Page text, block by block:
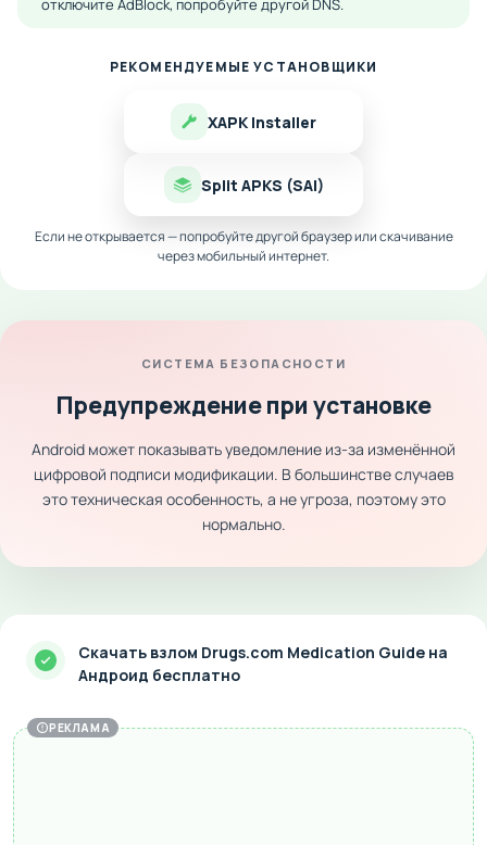
отключите AdBlock, попробуйте другой DNS.
РЕКОМЕНДУЕМЫЕ УСТАНОВЩИКИ
XAPK Installer
Split APKS (SAI)
Если не открывается — попробуйте другой браузер или скачивание
через мобильный интернет.
СИСТЕМА БЕЗОПАСНОСТИ
Предупреждение при установке
Android может показывать уведомление из-за изменённой
цифровой подписи модификации. В большинстве случаев
это техническая особенность, а не угроза, поэтому это
нормально.
Скачать взлом Drugs.com Medication Guide на
Андроид бесплатно
РЕКЛАМА